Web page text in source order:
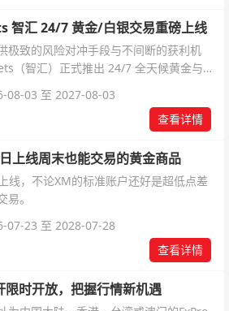
汇 24/7 黄金/白银交易重磅上线
极致的风险对冲手段与不间断的获利机
（智汇）正式推出 24/7 全天候黄金与白
及交易细则。
08-03 至 2027-08-03
查看详情
上线周末也能交易的黄金商品
线，不论XM的标准账户还好是超低点差
。
07-23 至 2028-07-28
查看详情
限时开放，把握行情新机遇